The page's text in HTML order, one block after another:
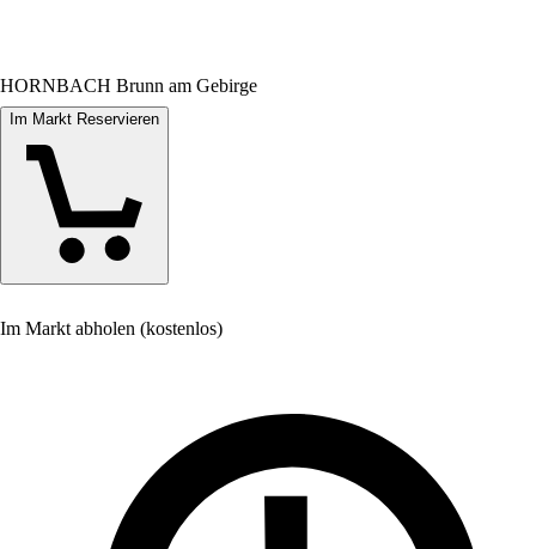
HORNBACH Brunn am Gebirge
Im Markt Reservieren
Im Markt abholen (kostenlos)